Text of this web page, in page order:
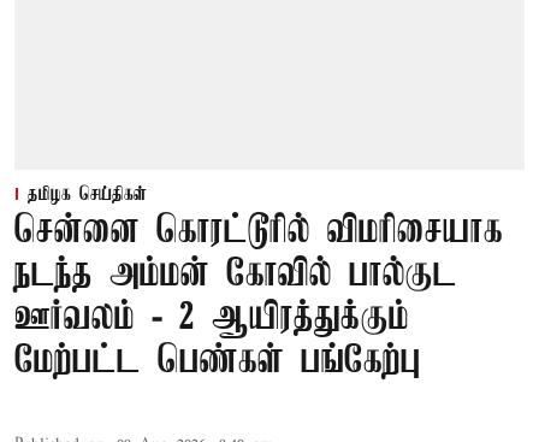
தமிழக செய்திகள்
சென்னை கொரட்டூரில் விமரிசையாக
நடந்த அம்மன் கோவில் பால்குட
ஊர்வலம் - 2 ஆயிரத்துக்கும்
மேற்பட்ட பெண்கள் பங்கேற்பு